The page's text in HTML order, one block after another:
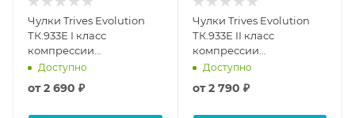
Чулки Trives Evolution
ТК.933Е I класс
компрессии
(Антиэмболические) (ЧЗ)
Доступно
от2 690 ₽
Чулки Trives Evolution
ТК.933Е II класс
компрессии
(Антиэмболические) (ЧЗ)
Доступно
от2 790 ₽